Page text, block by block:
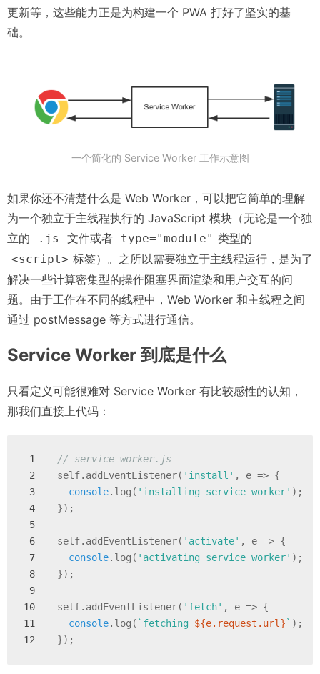
更新等，这些能力正是为构建一个 PWA 打好了坚实的基
础。
一个简化的 Service Worker 工作示意图
如果你还不清楚什么是 Web Worker，可以把它简单的理解
为一个独立于主线程执行的 JavaScript 模块（无论是一个独
立的
.js 文件或者 type="module" 类型的
<script> 标签）。之所以需要独立于主线程运行，是为了
解决一些计算密集型的操作阻塞界面渲染和用户交互的问
题。由于工作在不同的线程中，Web Worker 和主线程之间
通过 postMessage 等方式进行通信。
Service Worker 到底是什么
只看定义可能很难对 Service Worker 有比较感性的认知，
那我们直接上代码：
1
2
3
4
5
6
7
8
9
10
11
12
// service-worker.js
self.addEventListener( 'install' , e => {
console.log( 'installing service worker' );
});
self.addEventListener( 'activate' , e => {
console.log( 'activating service worker' );
});
self.addEventListener( 'fetch' , e => {
console.log( `fetching ${e.request.url} ` );
});